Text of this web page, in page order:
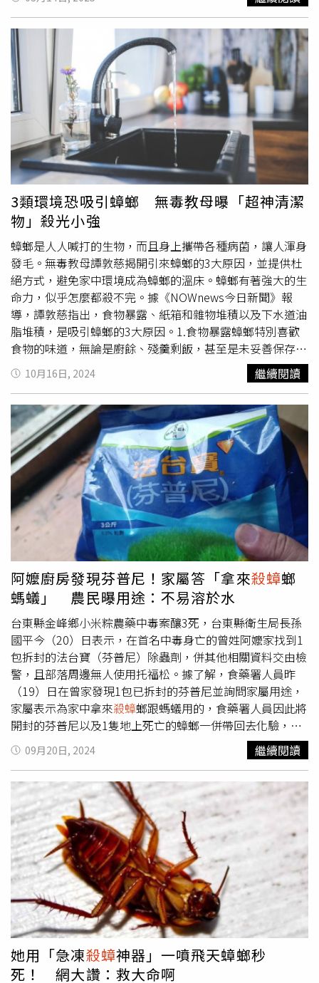
牆邊不要堆放雜物或植物盆栽。另外，很多人喜歡網購，紙
箱堆在屋內幾天甚至幾周，就可能滋生蟑螂。「紙箱是蟑螂
的五星級飯店，陰暗、保溫、容易藏卵。」黃紹毅說，有些
回收紙箱原本就存放過食物，風險更高。建議當天處理掉紙
箱，不要放過夜，收到包裹後可在戶外拆箱，再拿入室內，
避免挾帶蟑螂進屋。如果家中小強非常多，余夏推薦水煙式
殺蟲劑最有效。「人、寵物都不要在現場，大約3小時後返
家將門窗打開通風。」余夏說，水煙式殺蟲劑裡的化學物質
主要是除蟲菊素，它有神經軸突興奮毒素，對蟑螂來說毒性
很強，但對哺乳類如人，其實毒性很低，幾乎不會有危險。
黃紹毅認為餌劑最有效。「凝膠餌劑能讓蟑螂吃了帶回巢
穴，連帶滅族，是目前最有效又不污染環境的方法。建議使
用含昆蟲生長調節劑（IGR）的餌劑產品，不僅殺成蟲，還
能阻止牠們繁殖。」
出，德國蟑螂適應能力強，躲藏快，人類其實不容易控制
牠，但用對方法仍然可以消滅牠們。「其實就是要找到方
法！」黃紹毅教授指出，想對抗家中的蟲蟲危機，其實可以
分成「預防」與「對抗」2部分。想要防止蟑螂螞蟻入侵，
就要保持家裡環境清潔乾淨，「廚房不要有太多食物殘渣，
不要讓蟑螂有生存的機會，讓蟑螂和螞蟻有食物可以吃。」
如果要消滅牠們，那麼其實市售的滅蟑、殺蟑、滅螞和殺蟲
劑等，都是經過實驗室驗證，確認它是效且符合安全性，才
能取得許可證。當發現家中有蟑螂螞蟻了，黃教授比起常見
的噴霧式殺蟲劑，更建議使用凝膠餌劑，「因為一隻吃了之
後，牠帶回去窩裡，其牠同伴也會吃到，整窩大概就不見
了。大概連續用個幾個禮拜，家裡就不會有蟑螂。螞蟻也
是，滴一滴下去，螞蟻就全部過來了，然後就帶回窩裡，非
常有效。」不過黃教授也強調，比起講求如何滅蟲，家裡維
持乾淨整潔仍是首要條件。比如廚房、浴室的排水口，夜間
不用時記得加蓋，避免蟑螂從管道爬進來；門窗關上避免留
縫隙，廚房避免潮濕和或有食物殘渣留存太久。當真的發現
蟑螂和螞蟻，在用上述除蟲方法因應，這樣家裡就不會有這
些「害蟲」了。黃紹毅教授笑笑表示，想做到這些「其實真
的不會太難」，他自稱在現在的住家已經居住了許多年，大
概有長達20年左右「家裡一隻蟑螂和螞蟻都沒有」，起初偶
爾螞蟻會從外面進來，但用適當的方法處理掉，就再也不見
了。
3類環境恐吸引蟑螂 無毒教母曝「超神清潔
物」殺光小強
蟑螂是人人喊打的生物，而且身上攜帶各種病菌，讓人渾身
發毛。無毒教母譚敦慈揭開引來蟑螂的3大原因，並提供杜
絕方式，避免家中環境成為蟑螂的溫床。蟑螂有著強大的生
命力，似乎怎麼都殺不完。據《NOWnews今日新聞》報
導，譚敦慈指出，食物暴露、紙箱和雜物堆積以及下水道油
脂堆積，是吸引蟑螂的3大原因。1.食物暴露蟑螂特別喜歡
食物的味道，無論是廚餘、殘羹剩飯，甚至是未妥善保存的
食物，都會吸引蟑螂前來，因此任何食物都應該密封保存，
尤其是廚餘要立即處理或放入冰箱，避免暴露在空氣中。2.
螂，因此不要在家中堆積這類物品，建議家中保持乾淨整
齊，避免給蟑螂提供棲息地。3.下水道油脂堆積廚房下水道
往往因為油脂積聚而成為蟑螂的溫床，這些油脂殘留為蟑螂
提供了充足的食物來源，應該定期清理。若想防止蟑螂進
屋，譚敦慈會使用「過碳酸鈉」清潔下水道和廚房區域，過
碳酸鈉與水接觸後，會釋放出過氧化氫，具備強效的清潔與
消毒能力，可以分解油脂和食物殘渣，減少蟑螂的食物來
源。譚敦慈建議，平均每2周進行消毒一次，使用熱水搭配
過碳酸鈉沖洗廚房水槽和排水孔，能有效去除堆積的油脂，
並且殺死蟑螂幼蟲。另外，下水道是蟑螂進入家中的主要通
道之一，譚敦慈提醒應將未使用的排水孔密封，尤其浴室和
廚房是容易潮濕的地方，更應該注意封堵。
10月16日, 2024 繼續閱讀
阿嬤廚房發現芬普尼！家屬答「拿來殺蟑螂
螞蟻」 農民曝用途：不易溶於水
台東縣金峰鄉小米粽農藥中毒案釀3死，台東縣衛生局長孫
國平今（20）日表示，在首名中毒身亡的曾姓阿嬤家找到1
包拆封的法台寶（芬普尼）除蟲劑，併其他相關資料交由檢
警，且部落周邊無人使用托福松。據了解，食藥署人員昨
（19）日在曾家發現1包已拆封的芬普尼並詢問家屬用途，
家屬表示為家中拿來殺蟑螂跟螞蟻用的，食藥署人員因此將
開封的芬普尼以及1隻地上死亡的蟑螂一併帶回去化驗，隨
後前往太麻里市區某農藥行資詢農藥相關問題。芬普尼除蟲
劑示意圖。（圖／讀者提供）台東陳姓農友表示，芬普尼是
一種廣效性殺蟲劑，毒性是次級藍標，不像托福松是紅標劇
毒，國內已禁止使用芬普尼水懸劑，目前市面上可買到的是
粒劑形。由於粒劑不易溶於水，難以稀釋噴灑在農作物，目
前農民多半買來殺螞蟻、蟑螂等地面害蟲，除蟲業者會用來
殺白蟻，也是環境用藥的一種。
09月20日, 2024 繼續閱讀
她用「急凍殺蟑神器」一噴飛天蟑螂秒
死！ 網大讚：救大命啊